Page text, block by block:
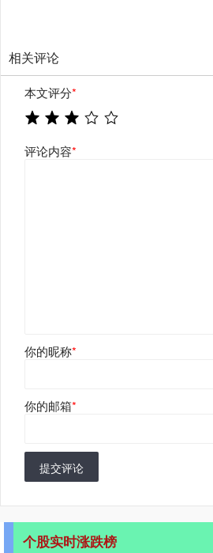
相关评论
本文评分*
评论内容*
你的昵称*
你的邮箱*
提交评论
个股实时涨跌榜